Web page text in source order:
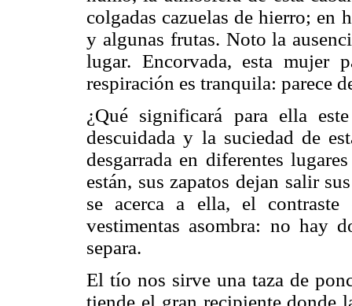
colgadas cazuelas de hierro; en
y algunas frutas. Noto la
lugar. Encorvada, esta mujer
respiración es tranquila: parece
¿Qué significará para ella
descuidada y la suciedad de
desgarrada en diferentes
están, sus zapatos dejan salir
se acerca a ella, el contraste
vestimentas asombra: no hay
separa.
El tío nos sirve una taza de